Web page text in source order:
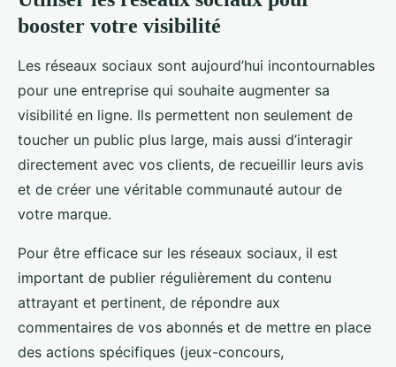
booster votre visibilité
Les réseaux sociaux sont aujourd’hui incontournables
pour une entreprise qui souhaite augmenter sa
visibilité en ligne. Ils permettent non seulement de
toucher un public plus large, mais aussi d’interagir
directement avec vos clients, de recueillir leurs avis
et de créer une véritable communauté autour de
votre marque.
Pour être efficace sur les réseaux sociaux, il est
important de publier régulièrement du contenu
attrayant et pertinent, de répondre aux
commentaires de vos abonnés et de mettre en place
des actions spécifiques (jeux-concours,